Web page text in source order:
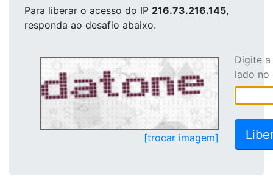
Para liberar o acesso do IP 216.73.216.145,
responda ao desafio abaixo.
[trocar imagem]
Digite
lado no